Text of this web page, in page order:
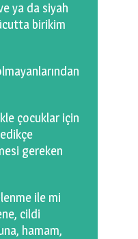
ya da siyah
birikim
çocuklar için
gereken
ile mi
cildi
hamam,